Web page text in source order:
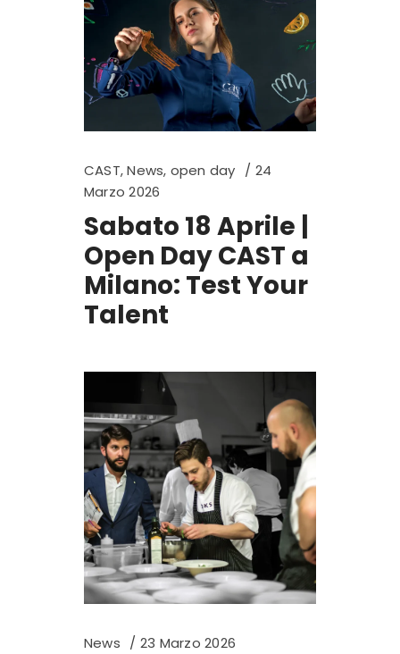
CAST,News, open day
24
Marzo 2026
Sabato 18 Aprile |
Open Day CAST a
Milano: Test Your
Talent
News 23 Marzo 2026